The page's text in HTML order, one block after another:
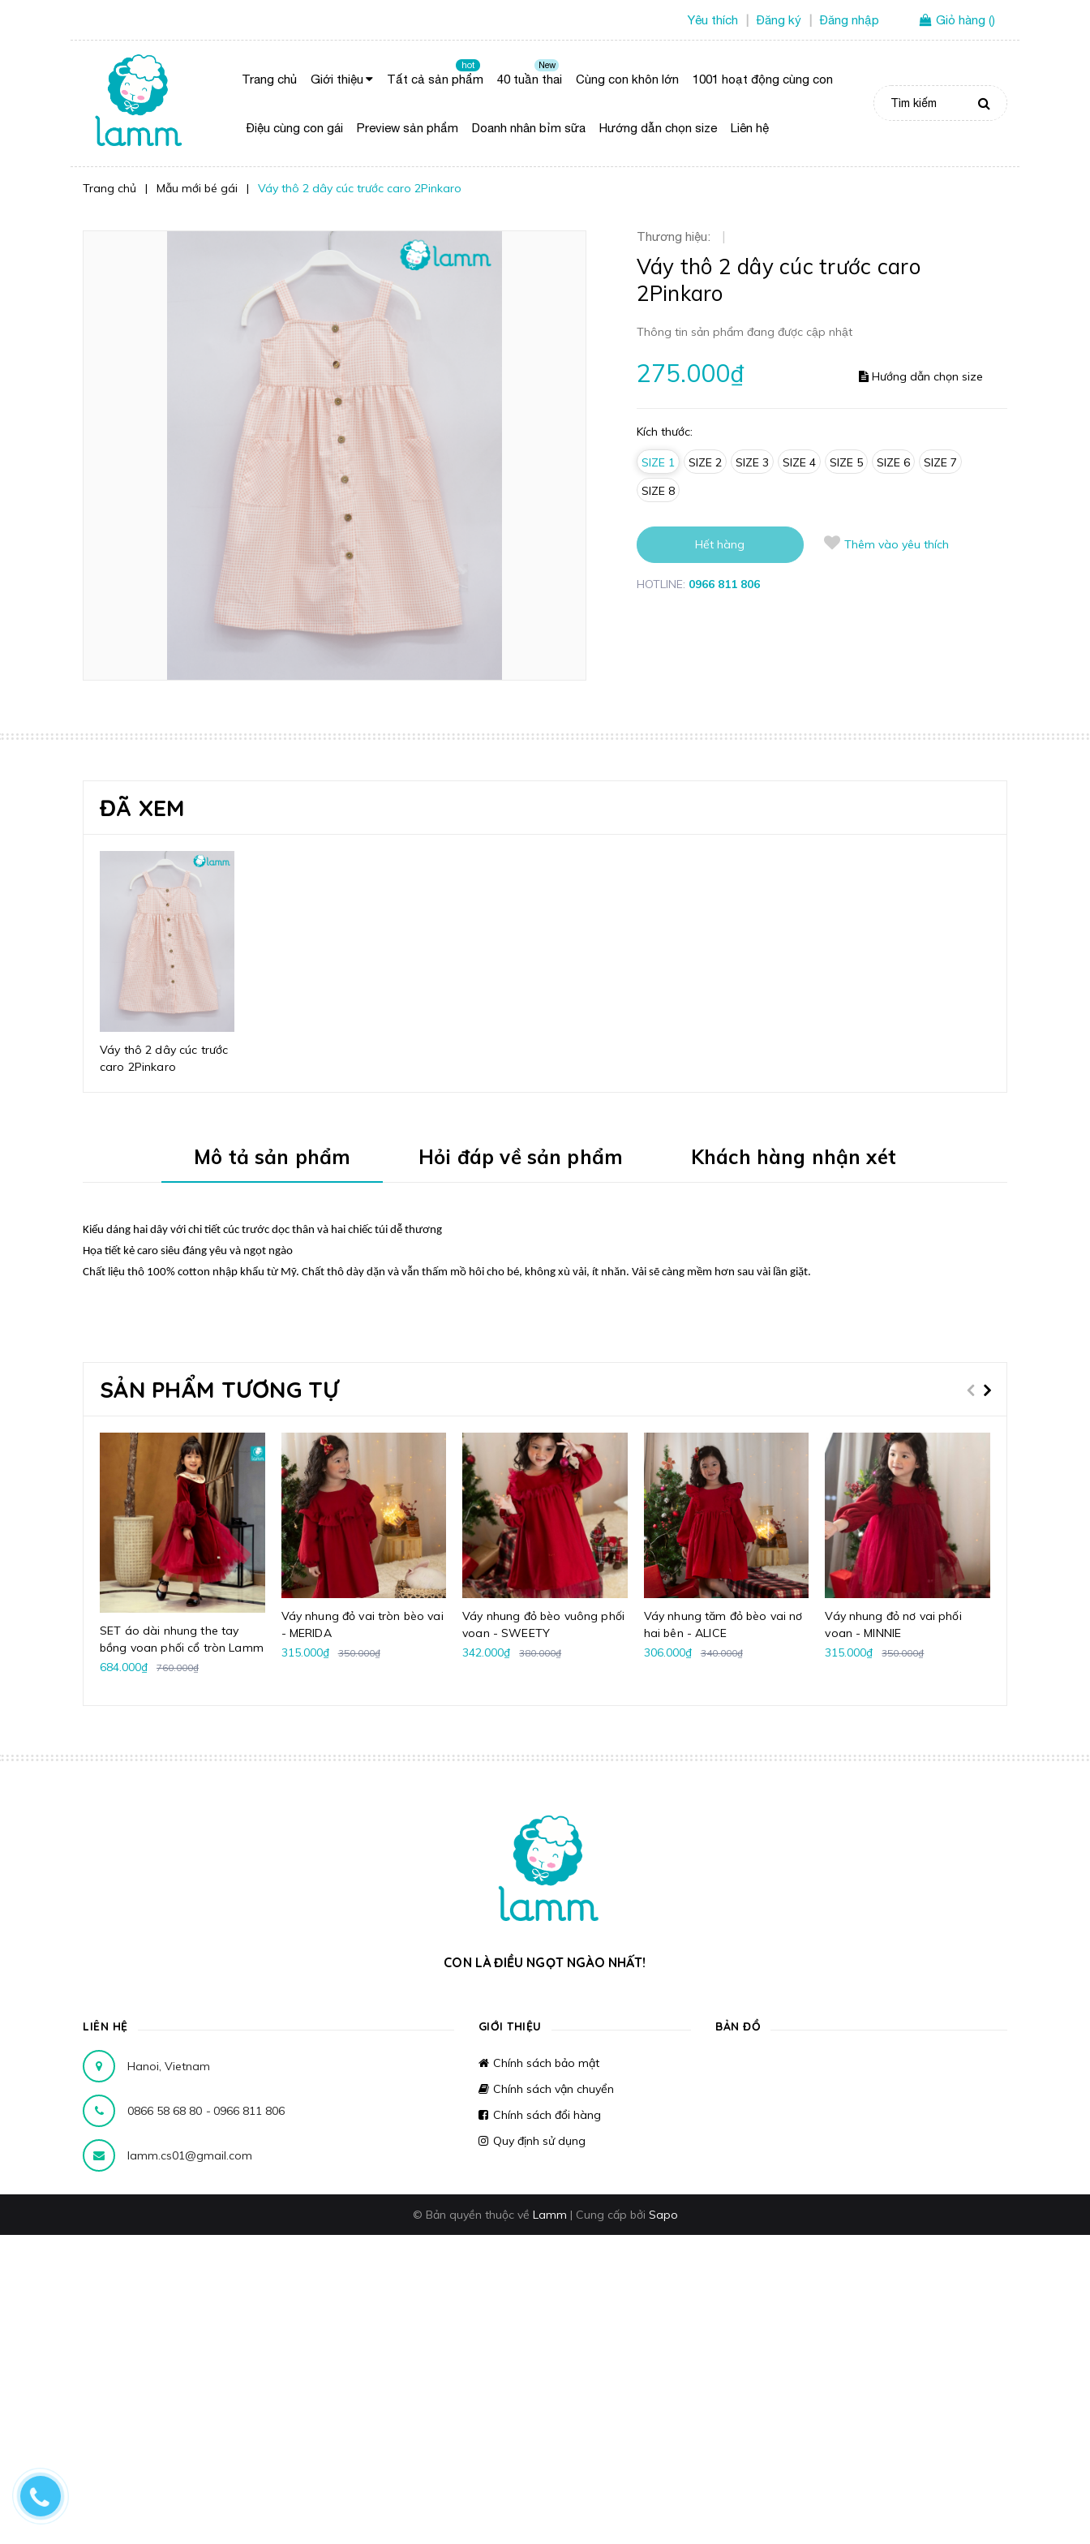
Yêu thích Đăng ký Đăng nhập Giỏ hàng ()
Trang chủ Giới thiệu Tất cả sản phẩm
hot
40 tuần thai
New
Cùng con khôn lớn 1001 hoạt động cùng con
Điệu cùng con gái Preview sản phẩm Doanh nhân bỉm sữa Hướng dẫn chọn size Liên hệ
Trang chủ | Mẫu mới bé gái | Váy thô 2 dây cúc trước caro 2Pinkaro
Thương hiệu:
Váy thô 2 dây cúc trước caro
2Pinkaro
Thông tin sản phẩm đang được cập nhật
275.000₫ Hướng dẫn chọn size
Kích thước:
SIZE 1 SIZE 2 SIZE 3 SIZE 4 SIZE 5 SIZE 6
SIZE 7
SIZE 8
Hết hàng Thêm vào yêu thích
HOTLINE: 0966 811 806
ĐÃ XEM
Váy thô 2 dây cúc trước
caro 2Pinkaro
Mô tả sản phẩm Hỏi đáp về sản phẩm Khách hàng nhận xét
Kiểu dáng hai dây với chi tiết cúc trước dọc thân và hai chiếc túi dễ thương
Họa tiết kẻ caro siêu đáng yêu và ngọt ngào
Chất liệu thô 100% cotton nhập khẩu từ Mỹ. Chất thô dày dặn và vẫn thấm mồ hôi cho bé, không xù vải, ít nhăn. Vải sẽ càng mềm hơn sau vài lần giặt.
SẢN PHẨM TƯƠNG TỰ
SET áo dài nhung the tay
bồng voan phối cổ tròn Lamm
684.000₫
760.000₫
Váy nhung đỏ vai tròn bèo vai
- MERIDA
315.000₫
350.000₫
Váy nhung đỏ bèo vuông phối
voan - SWEETY
342.000₫
380.000₫
Váy nhung tăm đỏ bèo vai nơ
hai bên - ALICE
306.000₫
340.000₫
Váy nhung đỏ nơ vai phối
voan - MINNIE
315.000₫
350.000₫
CON LÀ ĐIỀU NGỌT NGÀO NHẤT!
LIÊN HỆ
Hanoi, Vietnam
0866 58 68 80 - 0966 811 806
lamm.cs01@gmail.com
GIỚI THIỆU
Chính sách bảo mật
Chính sách vận chuyển
Chính sách đổi hàng
Quy định sử dụng
BẢN ĐỒ
© Bản quyền thuộc về Lamm | Cung cấp bởi Sapo